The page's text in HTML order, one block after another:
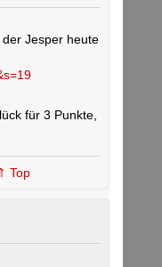
Jesper heute
für 3 Punkte,
Top